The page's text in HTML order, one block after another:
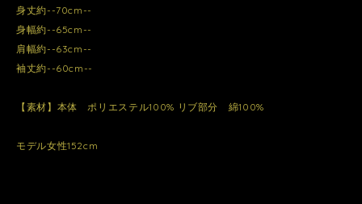
身丈約--70cm--
身幅約--65cm--
肩幅約--63cm--
袖丈約--60cm--
【素材】本体 ポリエステル100% リブ部分 綿100%
モデル女性152cm